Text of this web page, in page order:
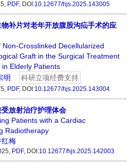
PDF, DOI:10.12677/hjs.2025.143005
补片对老年开放腹股沟疝手术的应
Crosslinked Decellularized
Graft in the Surgical Treatment
Elderly Patients
明 科研立项经费支持
PDF, DOI:10.12677/hjs.2025.143004
放射治疗护理体会
Patients with a Cardiac
Radiotherapy
红梅
PDF, DOI:10.12677/hjs.2025.142003